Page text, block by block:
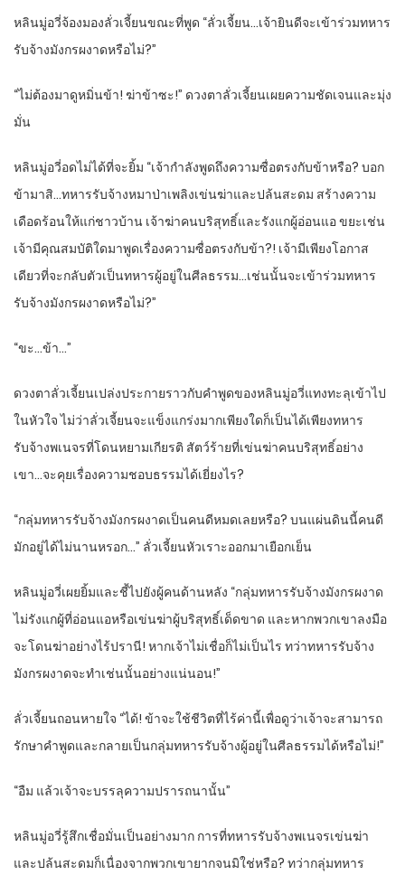
หลินมู่อวี่จ้องมองลั่วเจี้ยนขณะที่พูด “ลั่วเจี้ยน…เจ้ายินดีจะเข้าร่วมทหาร
รับจ้างมังกรผงาดหรือไม่?”
“ไม่ต้องมาดูหมิ่นข้า! ฆ่าข้าซะ!” ดวงตาลั่วเจี้ยนเผยความชัดเจนและมุ่ง
มั่น
หลินมู่อวี่อดไม่ได้ที่จะยิ้ม “เจ้ากำลังพูดถึงความซื่อตรงกับข้าหรือ? บอก
ข้ามาสิ…ทหารรับจ้างหมาป่าเพลิงเข่นฆ่าและปล้นสะดม สร้างความ
เดือดร้อนให้แก่ชาวบ้าน เจ้าฆ่าคนบริสุทธิ์และรังแกผู้อ่อนแอ ขยะเช่น
เจ้ามีคุณสมบัติใดมาพูดเรื่องความซื่อตรงกับข้า?! เจ้ามีเพียงโอกาส
เดียวที่จะกลับตัวเป็นทหารผู้อยู่ในศีลธรรม…เช่นนั้นจะเข้าร่วมทหาร
รับจ้างมังกรผงาดหรือไม่?”
“ขะ…ข้า…”
ดวงตาลั่วเจี้ยนเปล่งประกายราวกับคำพูดของหลินมู่อวี่แทงทะลุเข้าไป
ในหัวใจ ไม่ว่าลั่วเจี้ยนจะแข็งแกร่งมากเพียงใดก็เป็นได้เพียงทหาร
รับจ้างพเนจรที่โดนหยามเกียรติ สัตว์ร้ายที่เข่นฆ่าคนบริสุทธิ์อย่าง
เขา…จะคุยเรื่องความชอบธรรมได้เยี่ยงไร?
“กลุ่มทหารรับจ้างมังกรผงาดเป็นคนดีหมดเลยหรือ? บนแผ่นดินนี้คนดี
มักอยู่ได้ไม่นานหรอก…” ลั่วเจี้ยนหัวเราะออกมาเยือกเย็น
หลินมู่อวี่เผยยิ้มและชี้ไปยังผู้คนด้านหลัง “กลุ่มทหารรับจ้างมังกรผงาด
ไม่รังแกผู้ที่อ่อนแอหรือเข่นฆ่าผู้บริสุทธิ์เด็ดขาด และหากพวกเขาลงมือ
จะโดนฆ่าอย่างไร้ปรานี! หากเจ้าไม่เชื่อก็ไม่เป็นไร ทว่าทหารรับจ้าง
มังกรผงาดจะทำเช่นนั้นอย่างแน่นอน!”
ลั่วเจี้ยนถอนหายใจ “ได้! ข้าจะใช้ชีวิตที่ไร้ค่านี้เพื่อดูว่าเจ้าจะสามารถ
รักษาคำพูดและกลายเป็นกลุ่มทหารรับจ้างผู้อยู่ในศีลธรรมได้หรือไม่!”
“อืม แล้วเจ้าจะบรรลุความปรารถนานั้น”
หลินมู่อวี่รู้สึกเชื่อมั่นเป็นอย่างมาก การที่ทหารรับจ้างพเนจรเข่นฆ่า
และปล้นสะดมก็เนื่องจากพวกเขายากจนมิใช่หรือ? ทว่ากลุ่มทหาร